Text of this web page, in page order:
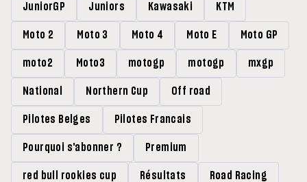
JuniorGP Juniors Kawasaki KTM
Moto 2 Moto 3 Moto 4 Moto E Moto GP
moto2 Moto3 motogp motogp mxgp
National Northern Cup Off road
Pilotes Belges Pilotes Francais
Pourquoi s'abonner ? Premium
red bull rookies cup Résultats Road Racing